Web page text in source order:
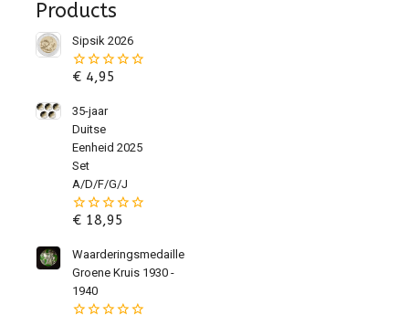
Products
Sipsik 2026
0
de
€4,95
35-jaar
Duitse
Eenheid 2025
Set
A/D/F/G/J
0
de
€18,95
Waarderingsmedaille
Groene Kruis 1930 -
1940